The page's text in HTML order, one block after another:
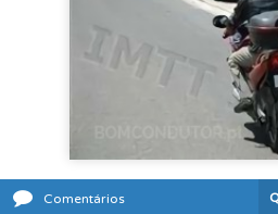
Comentários